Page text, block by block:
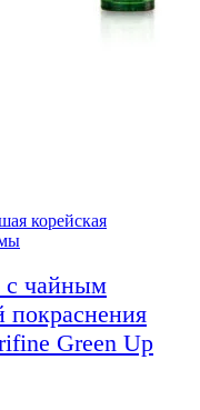
корейская
с чайным
Green Up